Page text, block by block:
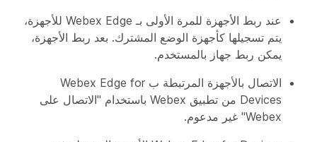
عند ربط الأجهزة للمرة الأولى بـ Webex Edge للأجهزة،
يتم تسجيلها كأجهزة الوضع المشترك. بعد ربط الأجهزة،
يمكن ربط جهاز بالمستخدم.
الاتصال بالأجهزة المرتبطة ب Webex Edge for
Devices من تطبيق Webex باستخدام "الاتصال على
Webex" غير مدعوم.